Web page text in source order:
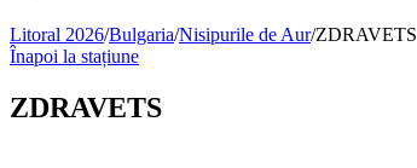
Litoral 2026/Bulgaria/Nisipurile de Aur/ZDRAVETS
Înapoi la stațiune
ZDRAVETS